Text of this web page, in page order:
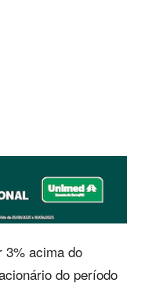
3% acima do
do período